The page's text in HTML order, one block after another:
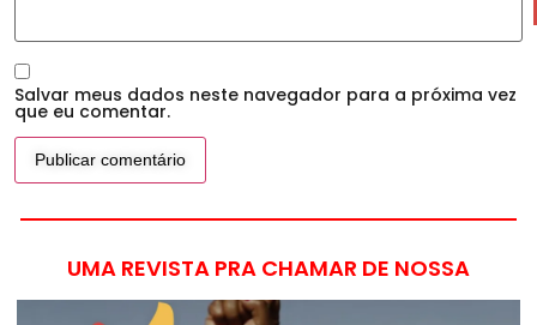
Salvar meus dados neste navegador para a próxima vez
que eu comentar.
UMA REVISTA PRA CHAMAR DE NOSSA